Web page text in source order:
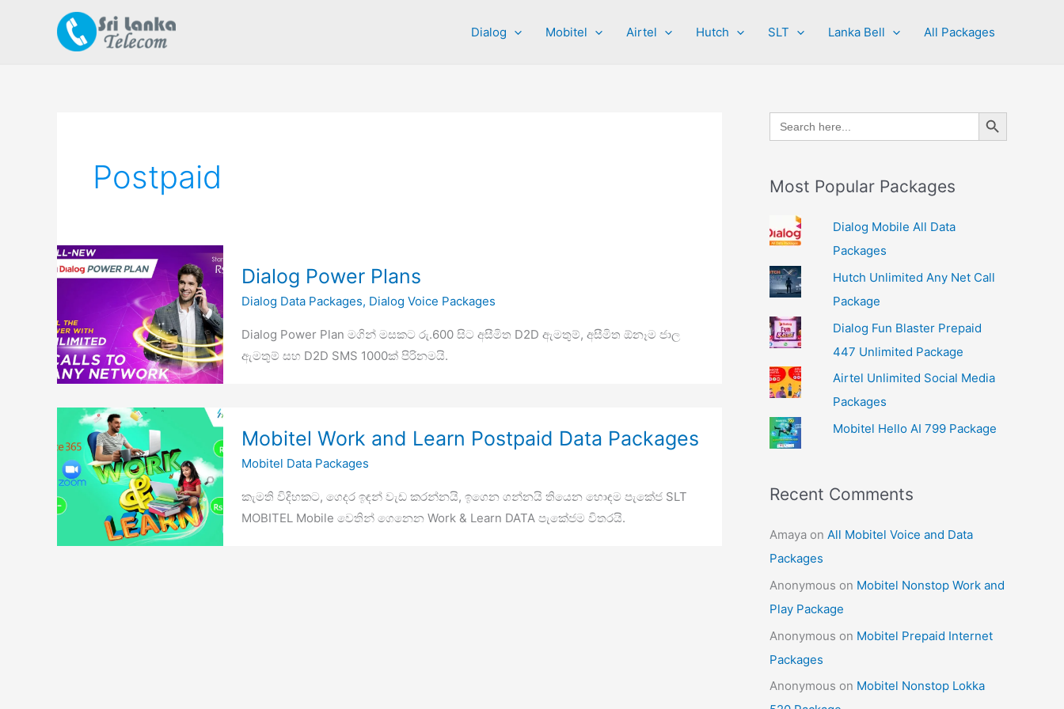
Dialog Mobitel Airtel Hutch SLT Lanka Bell All Packages
Postpaid
Dialog Power Plans
Dialog Data Packages, Dialog Voice Packages
Dialog Power Plan මගින් මසකට රු.600 සිට අසීමිත D2D ඇමතුම්, අසීමිත ඕනෑම ජාල
ඇමතුම් සහ D2D SMS 1000ක් පිරිනමයි.
Mobitel Work and Learn Postpaid Data Packages
Mobitel Data Packages
කැමති විදිහකට, ගෙදර ඉඳන් වැඩ කරන්නයි, ඉගෙන ගන්නයි තියෙන හොඳම පැකේජ SLT
MOBITEL Mobile වෙතින් ගෙනෙන Work & Learn DATA පැකේජම විතරයි.
Search
for:
Search Button
Most Popular Packages
Dialog Mobile All Data
Packages
Hutch Unlimited Any Net Call
Package
Dialog Fun Blaster Prepaid
447 Unlimited Package
Airtel Unlimited Social Media
Packages
Mobitel Hello AI 799 Package
Recent Comments
Amaya on All Mobitel Voice and Data
Packages
Anonymous on Mobitel Nonstop Work and
Play Package
Anonymous on Mobitel Prepaid Internet
Packages
Anonymous on Mobitel Nonstop Lokka